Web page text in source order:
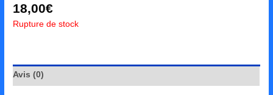
18,00€
Rupture de stock
Avis (0)